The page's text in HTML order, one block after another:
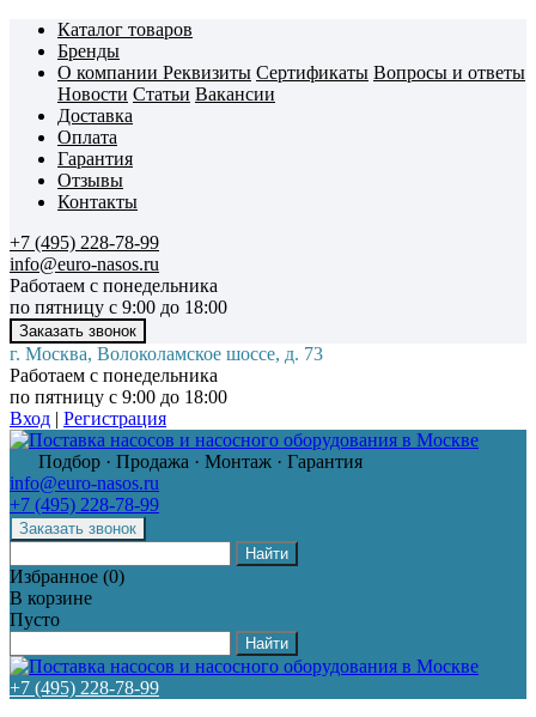
Каталог товаров
Бренды
О компании Реквизиты Сертификаты Вопросы и ответы
Новости Статьи Вакансии
Доставка
Оплата
Гарантия
Отзывы
Контакты
+7 (495) 228-78-99
info@euro-nasos.ru
Работаем с понедельника
по пятницу с 9:00 до 18:00
г. Москва, Волоколамское шоссе, д. 73
Работаем с понедельника
по пятницу с 9:00 до 18:00
Вход | Регистрация
Подбор · Продажа · Монтаж · Гарантия
info@euro-nasos.ru
+7 (495) 228-78-99
Избранное (0)
В корзине
Пусто
+7 (495) 228-78-99